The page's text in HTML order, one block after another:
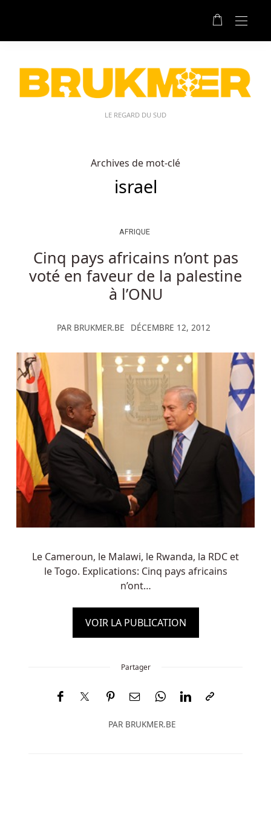
LE REGARD DU SUD
Archives de mot-clé
israel
AFRIQUE
Cinq pays africains n’ont pas
voté en faveur de la palestine
à l’ONU
PAR BRUKMER.BE DÉCEMBRE 12, 2012
Le Cameroun, le Malawi, le Rwanda, la RDC et
le Togo. Explications: Cinq pays africains
n’ont…
VOIR LA PUBLICATION
Partager
PAR BRUKMER.BE